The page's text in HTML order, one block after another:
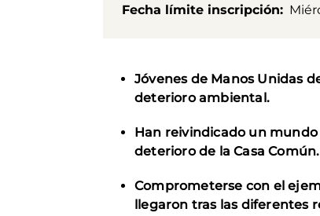
Fecha límite inscripción
Jóvenes de Manos Unidas
deterioro ambiental.
Han reivindicado un mundo
deterioro de la Casa Común.
Comprometerse con el
llegaron tras las diferentes